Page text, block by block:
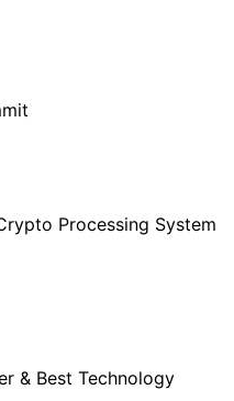
Processing System
& Best Technology